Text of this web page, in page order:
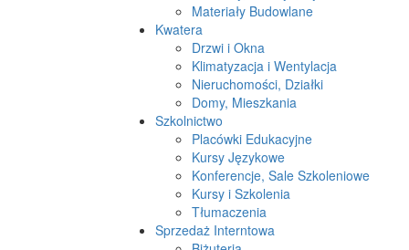
Materiały Budowlane
Kwatera
Drzwi i Okna
Klimatyzacja i Wentylacja
Nieruchomości, Działki
Domy, Mieszkania
Szkolnictwo
Placówki Edukacyjne
Kursy Językowe
Konferencje, Sale Szkoleniowe
Kursy i Szkolenia
Tłumaczenia
Sprzedaż Interntowa